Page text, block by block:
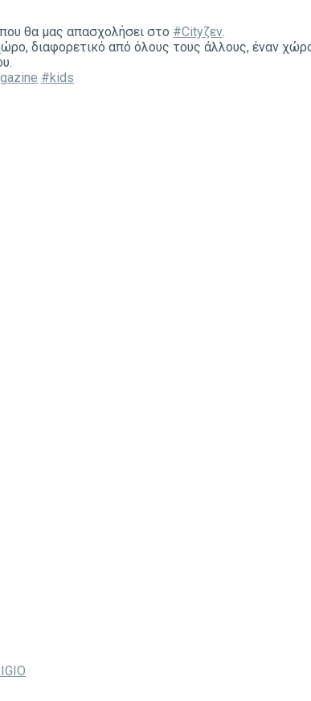
θα μας απασχολήσει στο #Cityζεν.
διαφορετικό από όλους τους άλλους, έναν
#kids